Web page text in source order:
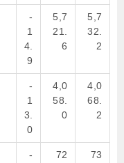
-
1
4.
9
5,7
21.
6
5,7
32.
2
-
1
3.
0
4,0
58.
0
4,0
68.
2
-
72
73